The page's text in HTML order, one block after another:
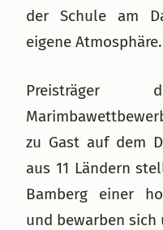
der Schule am
eigene Atmosphäre.
Preisträger
zu Gast auf dem
aus 11 Ländern
Bamberg einer
und bewarben sich